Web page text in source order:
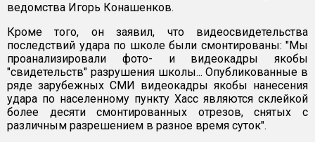
ведомства Игорь Конашенков.
Кроме того, он заявил, что видеосвидетельства
последствий удара по школе были смонтированы: "Мы
проанализировали фото- и видеокадры якобы
"свидетельств" разрушения школы... Опубликованные в
ряде зарубежных СМИ видеокадры якобы нанесения
удара по населенному пункту Хасс являются склейкой
более десяти смонтированных отрезов, снятых с
различным разрешением в разное время суток".